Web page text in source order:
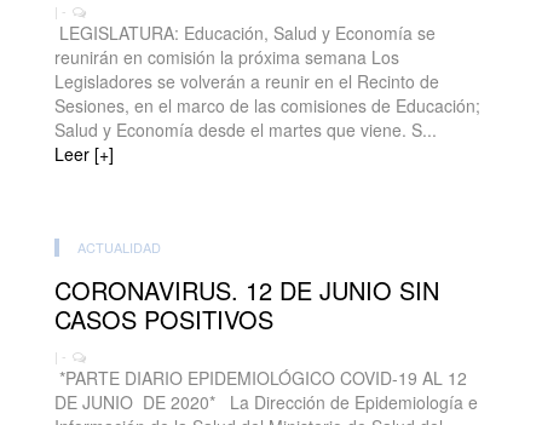
| -
LEGISLATURA: Educación, Salud y Economía se
reunirán en comisión la próxima semana Los
Legisladores se volverán a reunir en el Recinto de
Sesiones, en el marco de las comisiones de Educación;
Salud y Economía desde el martes que viene. S...
Leer [+]
ACTUALIDAD
CORONAVIRUS. 12 DE JUNIO SIN
CASOS POSITIVOS
| -
*PARTE DIARIO EPIDEMIOLÓGICO COVID-19 AL 12
DE JUNIO DE 2020* La Dirección de Epidemiología e